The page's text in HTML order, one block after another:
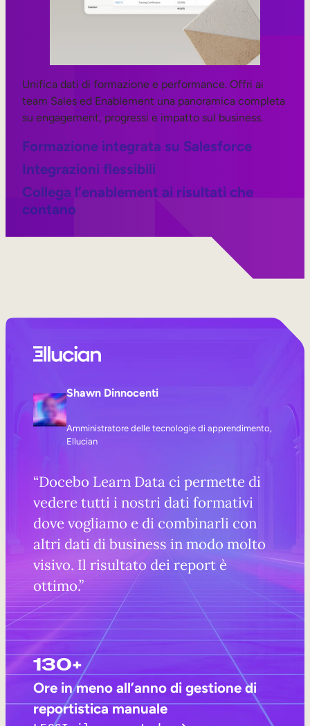
Unifica dati di formazione e performance. Offri ai
team Sales ed Enablement una panoramica completa
su engagement, progressi e impatto sul business.
Formazione integrata su Salesforce
Integrazioni flessibili
Collega l’enablement ai risultati che
contano
Shawn Dinnocenti
Amministratore delle tecnologie di apprendimento,
Ellucian
“Docebo Learn Data ci permette di
vedere tutti i nostri dati formativi
dove vogliamo e di combinarli con
altri dati di business in modo molto
visivo. Il risultato dei report è
ottimo.”
130+
Ore in meno all’anno di gestione di
reportistica manuale